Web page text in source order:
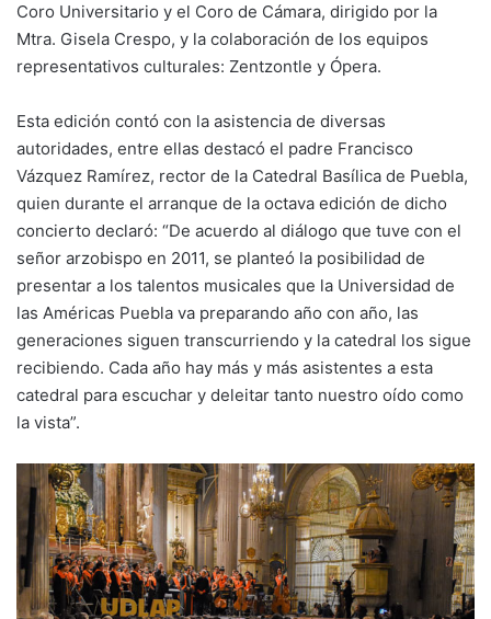
Coro Universitario y el Coro de Cámara, dirigido por la
Mtra. Gisela Crespo, y la colaboración de los equipos
representativos culturales: Zentzontle y Ópera.
Esta edición contó con la asistencia de diversas
autoridades, entre ellas destacó el padre Francisco
Vázquez Ramírez, rector de la Catedral Basílica de Puebla,
quien durante el arranque de la octava edición de dicho
concierto declaró: “De acuerdo al diálogo que tuve con el
señor arzobispo en 2011, se planteó la posibilidad de
presentar a los talentos musicales que la Universidad de
las Américas Puebla va preparando año con año, las
generaciones siguen transcurriendo y la catedral los sigue
recibiendo. Cada año hay más y más asistentes a esta
catedral para escuchar y deleitar tanto nuestro oído como
la vista”.